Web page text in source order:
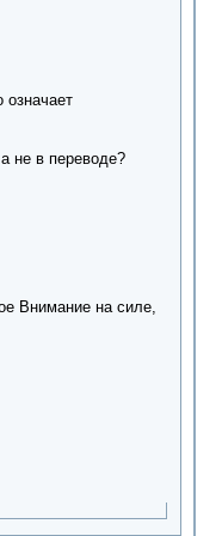
не в переводе?
Внимание на силе,